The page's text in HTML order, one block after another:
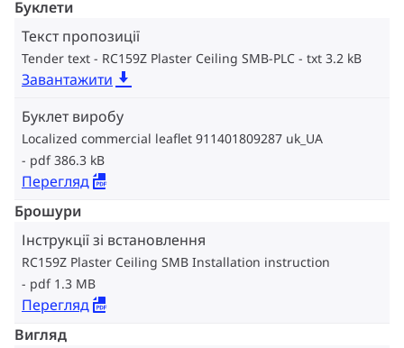
Буклети
Текст пропозиції
Tender text - RC159Z Plaster Ceiling SMB-PLC txt 3.2 kB
Завантажити
Буклет виробу
Localized commercial leaflet 911401809287 uk_UA
pdf 386.3 kB
Перегляд
Брошури
Інструкції зі встановлення
RC159Z Plaster Ceiling SMB Installation instruction
pdf 1.3 MB
Перегляд
Вигляд